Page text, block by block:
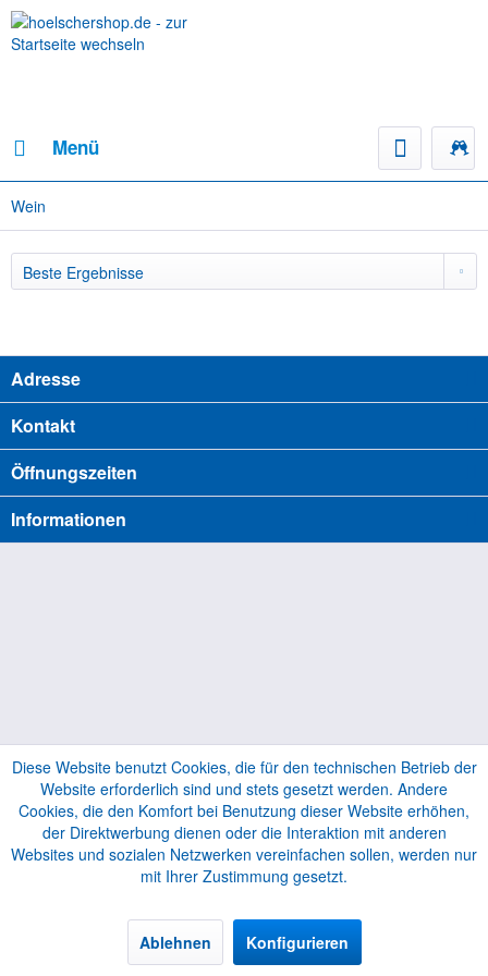
Menü
Wein
Adresse
Kontakt
Öffnungszeiten
Informationen
Diese Website benutzt Cookies, die für den technischen Betrieb der
Website erforderlich sind und stets gesetzt werden. Andere
Cookies, die den Komfort bei Benutzung dieser Website erhöhen,
der Direktwerbung dienen oder die Interaktion mit anderen
Websites und sozialen Netzwerken vereinfachen sollen, werden nur
mit Ihrer Zustimmung gesetzt.
Ablehnen Konfigurieren